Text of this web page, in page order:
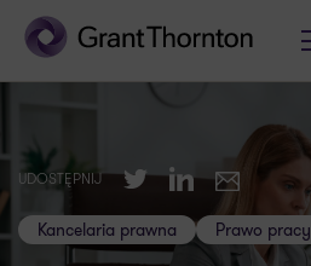
UDOSTĘPNIJ TwitterLinkedIn
E-mail
Kancelaria prawna Prawo pracy